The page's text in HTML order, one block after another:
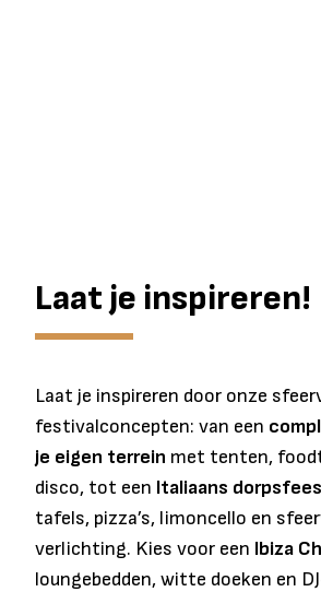
Laat je inspireren!
Laat je inspireren door onze
festivalconcepten: van een
je eigen terrein met tenten,
disco, tot een Italiaans
tafels, pizza’s, limoncello en
verlichting. Kies voor een Ibiza
loungebedden, witte doeken en